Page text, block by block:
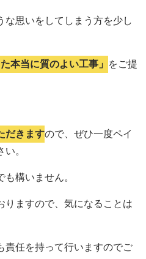
な思いをしてしまう方を少し
本当に質のよい工事」
をご提
だきますので、ぜひ一度ペイ
。
構いません。
りますので、気になることは
責任を持って行いますのでご